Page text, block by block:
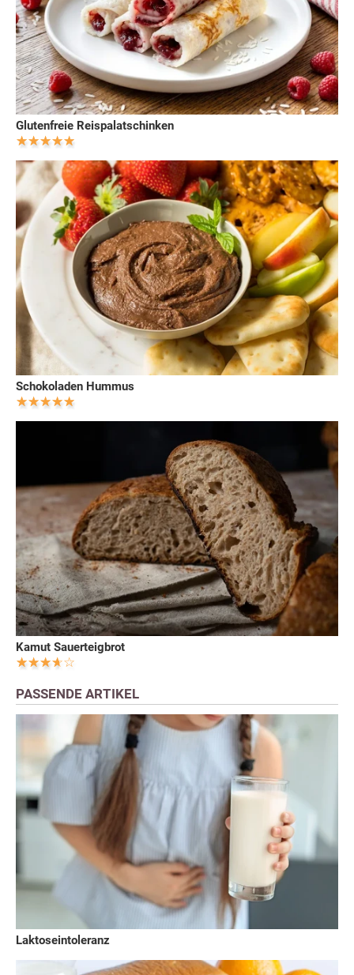
Glutenfreie Reispalatschinken
Schokoladen Hummus
Kamut Sauerteigbrot
PASSENDE ARTIKEL
Laktoseintoleranz